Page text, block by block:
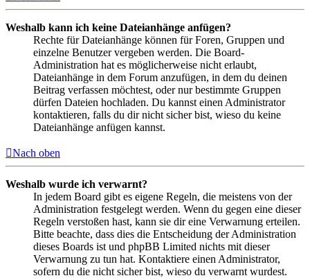
Weshalb kann ich keine Dateianhänge anfügen?
Rechte für Dateianhänge können für Foren, Gruppen und
einzelne Benutzer vergeben werden. Die Board-
Administration hat es möglicherweise nicht erlaubt,
Dateianhänge in dem Forum anzufügen, in dem du deinen
Beitrag verfassen möchtest, oder nur bestimmte Gruppen
dürfen Dateien hochladen. Du kannst einen Administrator
kontaktieren, falls du dir nicht sicher bist, wieso du keine
Dateianhänge anfügen kannst.
Nach oben
Weshalb wurde ich verwarnt?
In jedem Board gibt es eigene Regeln, die meistens von der
Administration festgelegt werden. Wenn du gegen eine dieser
Regeln verstoßen hast, kann sie dir eine Verwarnung erteilen.
Bitte beachte, dass dies die Entscheidung der Administration
dieses Boards ist und phpBB Limited nichts mit dieser
Verwarnung zu tun hat. Kontaktiere einen Administrator,
sofern du die nicht sicher bist, wieso du verwarnt wurdest.